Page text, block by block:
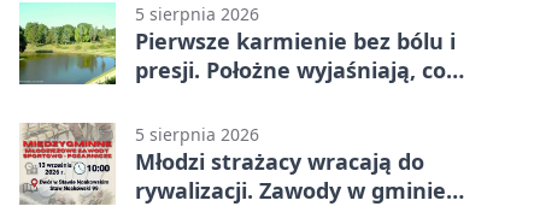
5 sierpnia 2026
Pierwsze karmienie bez bólu i
presji. Położne wyjaśniają, co
5 sierpnia 2026
Młodzi strażacy wracają do
rywalizacji. Zawody w gminie